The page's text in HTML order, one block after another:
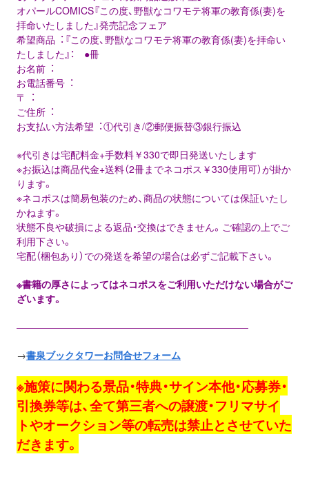
オパールCOMICS『この度、野獣なコワモテ将軍の教育係(妻)を
拝命いたしました』発売記念フェア
希望商品︓『この度、野獣なコワモテ将軍の教育係(妻)を拝命い
たしました』： ●冊
お名前︓
お電話番号︓
〒︓
ご住所︓
お⽀払い⽅法希望︓①代引き/②郵便振替③銀⾏振込
※代引きは宅配料⾦+⼿数料￥330で即⽇発送いたします
※お振込は商品代金+送料（2冊までネコポス￥330使用可）が掛か
ります。
※ネコポスは簡易包装のため、商品の状態については保証いたし
かねます。
状態不良や破損による返品・交換はできません。ご確認の上でご
利用下さい。
宅配（梱包あり）での発送を希望の場合は必ずご記載下さい。
※書籍の厚さによってはネコポスをご利用いただけない場合がご
ざいます。
――――――――――――――――――――――――
→書泉ブックタワーお問合せフォーム
※施策に関わる景品・特典・サイン本他・応募券・
引換券等は、全て第三者への譲渡・フリマサイ
トやオークション等の転売は禁止とさせていた
だきます。